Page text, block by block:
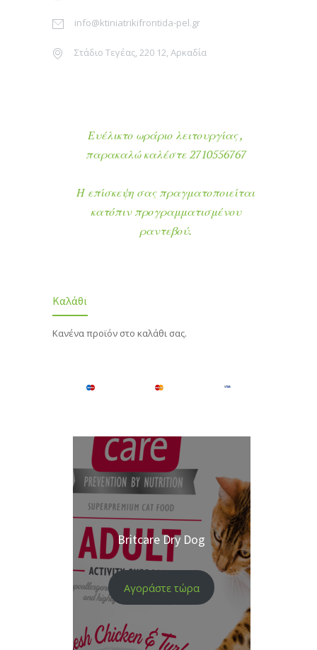
info@ktiniatrikifrontida-pel.gr
Στάδιο Τεγέας, 220 12, Αρκαδία
Ευέλικτο ωράριο λειτουργίας ,
παρακαλώ καλέστε 2710556767
Η επίσκεψη σας πραγματοποιείται
κατόπιν προγραμματισμένου
ραντεβού.
Καλάθι
Κανένα προϊόν στο καλάθι σας.
Britcare Dry Dog
Αγοράστε τώρα